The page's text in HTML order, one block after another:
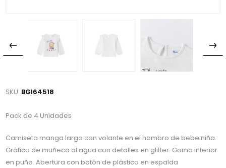
SKU: BGI64518
Pack de 4 Unidades
Camiseta manga larga con volante en el hombro de bebe niña.
Gráfico de muñeca al agua con detalles en glitter. Goma interior
en puño. Abertura con botón de plástico en espalda